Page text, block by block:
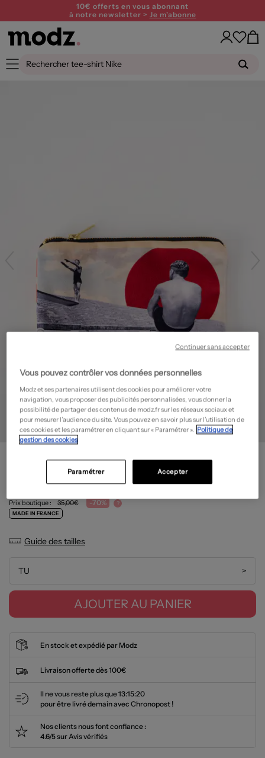
10€ offerts en vous abonnant
à notre newsletter > Je m'abonne
10,50€
Prix boutique : 35,00€ -70%
?
MADE IN FRANCE
Guide des tailles
TU >
AJOUTER AU PANIER
En stock et expédié par Modz
Livraison offerte dès 100€
Il ne vous reste plus que13:15:20
pour être livré demain avec Chronopost !
Nos clients nous font confiance :
4.6/5 sur Avis vérifiés
Vous pouvez contrôler vos données personnelles
Modz et ses partenaires utilisent des cookies pour améliorer votre
navigation, vous proposer des publicités personnalisées, vous donner la
possibilité de partager des contenus de modz.fr sur les réseaux sociaux et
pour mesurer l’audience du site. Vous pouvez en savoir plus sur l’utilisation de
ces cookies et les paramétrer en cliquant sur « Paramétrer ». Politique de
gestion des cookies
Accepter
Paramétrer
Continuer sans accepter